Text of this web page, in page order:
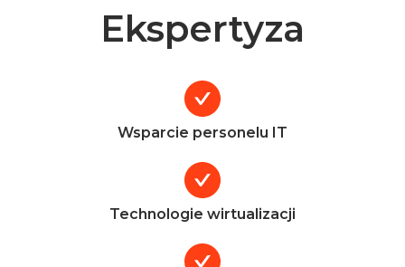
Ekspertyza
Wsparcie personelu IT
Technologie wirtualizacji